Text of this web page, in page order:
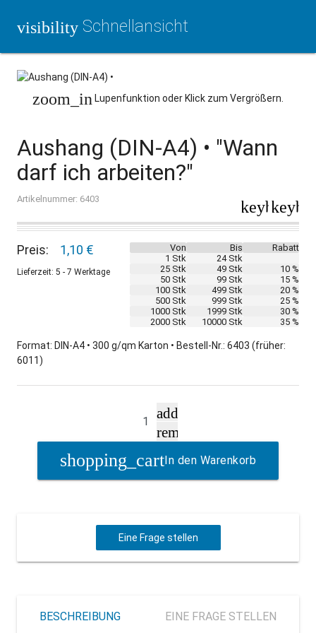
visibility Schnellansicht
zoom_in Lupenfunktion oder Klick zum Vergrößern.
Aushang (DIN-A4) • "Wann
darf ich arbeiten?"
Artikelnummer: 6403
Von Bis
Rabatt
1 Stk
24 Stk
25 Stk
49 Stk
10 %
50 Stk
99 Stk
15 %
100 Stk
499 Stk
20 %
500 Stk
999 Stk
25 %
1000 Stk
1999 Stk
30 %
2000 Stk
10000 Stk 35 %
Preis: 1,10 €
Lieferzeit: 5 - 7 Werktage
Format: DIN-A4 • 300 g/qm Karton • Bestell-Nr.: 6403 (früher:
6011)
add
remove
In den Warenkorb
Eine Frage stellen
BESCHREIBUNG EINE FRAGE STELLEN